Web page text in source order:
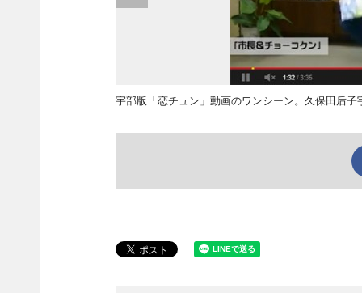
宇部版「恋チュン」動画のワンシーン。久保田后